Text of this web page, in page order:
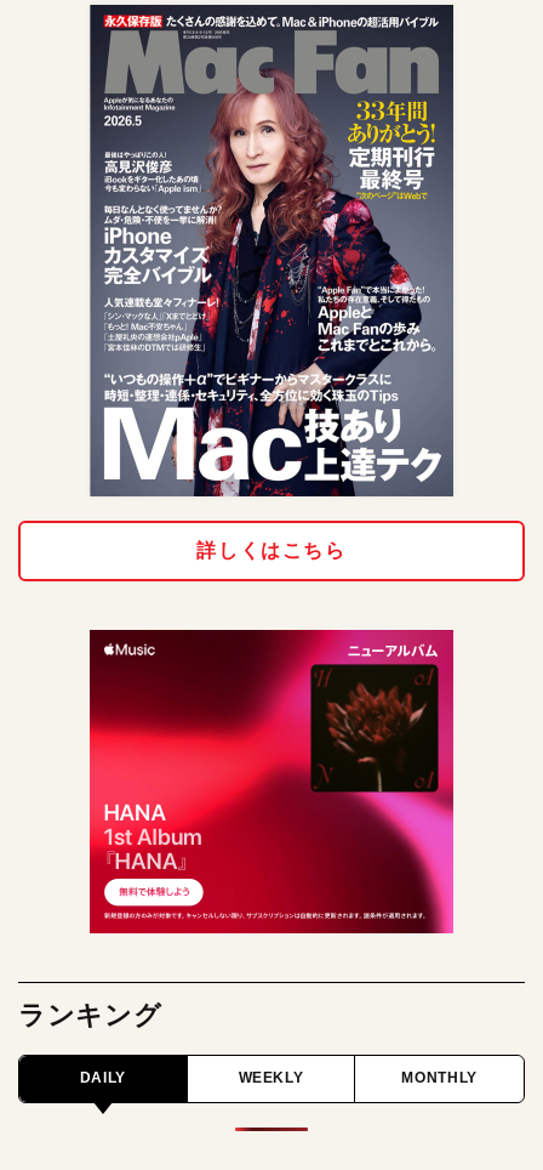
詳しくはこちら
ランキング
DAILY WEEKLY MONTHLY